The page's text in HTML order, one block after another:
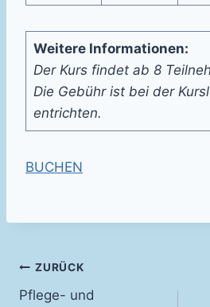
Weitere Informationen:
Der Kurs findet ab 8
Die Gebühr ist bei der
entrichten.
BUCHEN
Beitragsnavigation
ZURÜCK
Pflege- und